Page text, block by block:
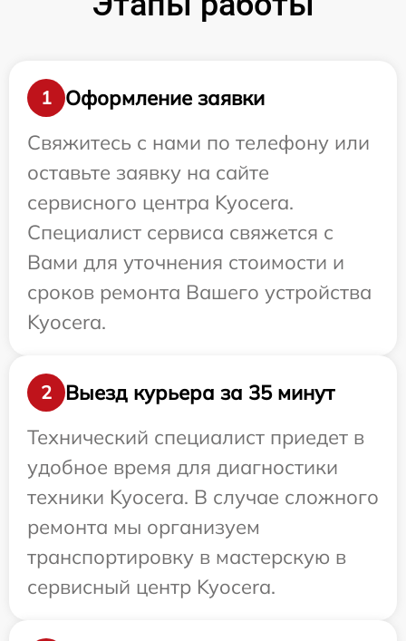
1
Оформление заявки
Свяжитесь с нами по телефону или
оставьте заявку на сайте
сервисного центра Kyocera.
Специалист сервиса свяжется с
Вами для уточнения стоимости и
сроков ремонта Вашего устройства
Kyocera.
2
Выезд курьера за 35 минут
Технический специалист приедет в
удобное время для диагностики
техники Kyocera. В случае сложного
ремонта мы организуем
транспортировку в мастерскую в
сервисный центр Kyocera.